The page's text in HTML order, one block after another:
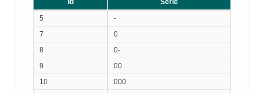
Id
Série
5
-
7
0
8
0-
9
00
10
000